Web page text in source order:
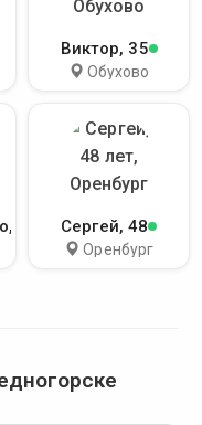
Виктор, 35
Обухово
, 55 Сергей, 48
Оренбург